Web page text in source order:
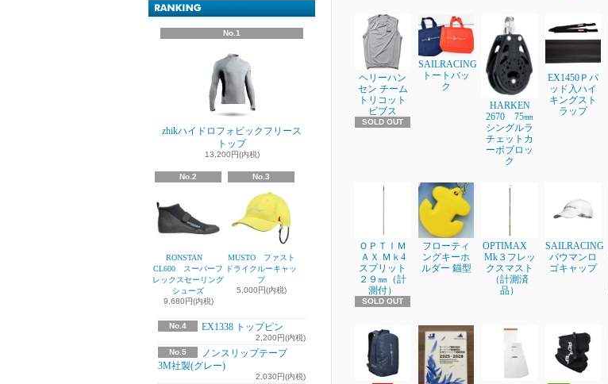
No.1
zhikハイドロフォビックフリース
トップ
13,200円(内税)
No.2
RONSTAN
CL600 スーパーフ
レックスセーリング
シューズ
9,680円(内税)
No.3
MUSTO ファスト
ドライクルーキャッ
プ
5,000円(内税)
No.4 EX1338 トップピン
2,200円(内税)
No.5
ノンスリップテープ
3M社製(グレー)
2,030円(内税)
ヘリーハン
セン チーム
トリコット
ビブス
SOLD OUT
SAILRACING
トートバッ
ク
HARKEN
2670 75㎜
シングルラ
チェットカ
ーボブロッ
ク
EX1450Ｐパ
ッド入ハイ
キングスト
ラップ
ＯＰＴＩＭ
ＡＸ Ｍｋ4
スプリット
２９㎜（計
測付）
SOLD OUT
フローティ
ングキーホ
ルダー 錨型
OPTIMAX
Mk３フレッ
クスマスト
（計測済
品）
SAILRACING
バウマンロ
ゴキャップ